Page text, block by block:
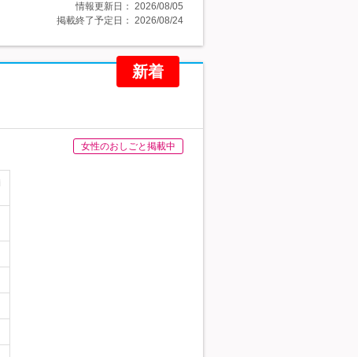
情報更新日： 2026/08/05
掲載終了予定日： 2026/08/24
新着
女性のおしごと掲載中